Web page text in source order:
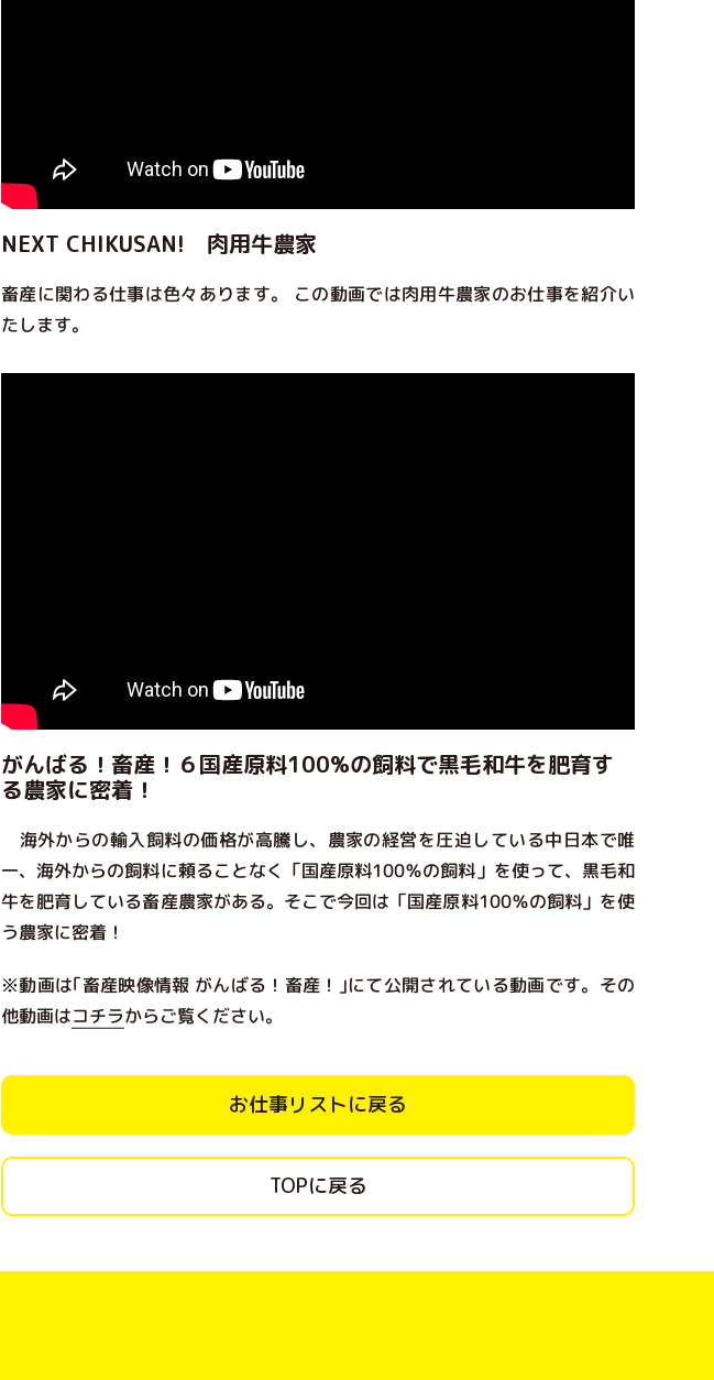
NEXT CHIKUSAN! 肉用牛農家
畜産に関わる仕事は色々あります。 この動画では肉用牛農家のお仕事を紹介い
たします。
がんばる！畜産！６国産原料100%の飼料で黒毛和牛を肥育す
る農家に密着！
海外からの輸入飼料の価格が高騰し、農家の経営を圧迫している中日本で唯
一、海外からの飼料に頼ることなく「国産原料100％の飼料」を使って、黒毛和
牛を肥育している畜産農家がある。そこで今回は「国産原料100％の飼料」を使
う農家に密着！
※動画は｢畜産映像情報 がんばる！畜産！｣にて公開されている動画です。その
他動画はコチラからご覧ください。
お仕事リストに戻る
TOPに戻る